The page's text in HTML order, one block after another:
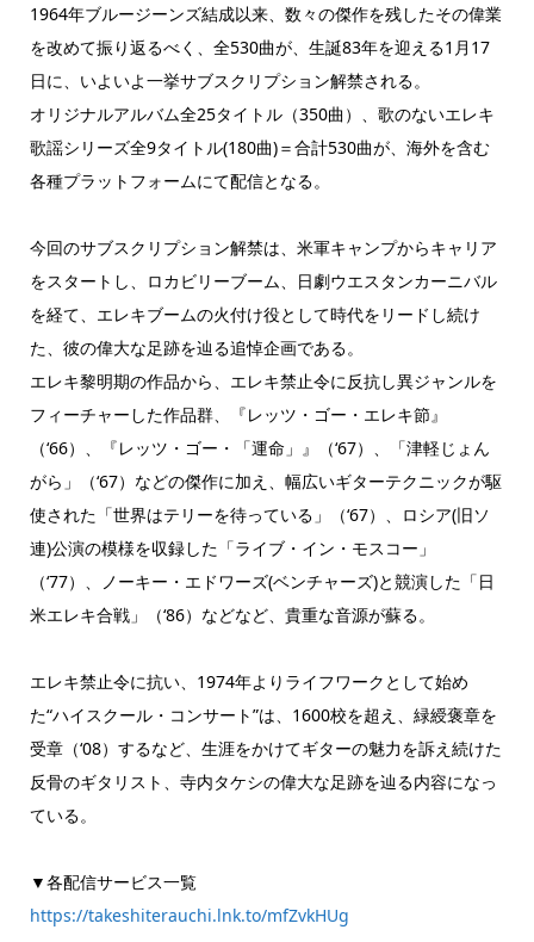
1964年ブルージーンズ結成以来、数々の傑作を残したその偉業
を改めて振り返るべく、全530曲が、生誕83年を迎える1月17
日に、いよいよ一挙サブスクリプション解禁される。
オリジナルアルバム全25タイトル（350曲）、歌のないエレキ
歌謡シリーズ全9タイトル(180曲)＝合計530曲が、海外を含む
各種プラットフォームにて配信となる。
今回のサブスクリプション解禁は、米軍キャンプからキャリア
をスタートし、ロカビリーブーム、日劇ウエスタンカーニバル
を経て、エレキブームの火付け役として時代をリードし続け
た、彼の偉大な足跡を辿る追悼企画である。
エレキ黎明期の作品から、エレキ禁止令に反抗し異ジャンルを
フィーチャーした作品群、『レッツ・ゴー・エレキ節』
（‘66）、『レッツ・ゴー・「運命」』（‘67）、「津軽じょん
がら」（‘67）などの傑作に加え、幅広いギターテクニックが駆
使された「世界はテリーを待っている」（‘67）、ロシア(旧ソ
連)公演の模様を収録した「ライブ・イン・モスコー」
（‘77）、ノーキー・エドワーズ(ベンチャーズ)と競演した「日
米エレキ合戦」（‘86）などなど、貴重な音源が蘇る。
エレキ禁止令に抗い、1974年よりライフワークとして始め
た“ハイスクール・コンサート”は、1600校を超え、緑綬褒章を
受章（‘08）するなど、生涯をかけてギターの魅力を訴え続けた
反骨のギタリスト、寺内タケシの偉大な足跡を辿る内容になっ
ている。
▼各配信サービス一覧
https://takeshiterauchi.lnk.to/mfZvkHUg